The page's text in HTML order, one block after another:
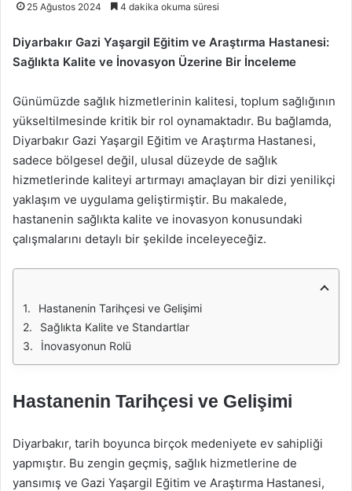
25 Ağustos 2024 4 dakika okuma süresi
Diyarbakır Gazi Yaşargil Eğitim ve Araştırma Hastanesi:
Sağlıkta Kalite ve İnovasyon Üzerine Bir İnceleme
Günümüzde sağlık hizmetlerinin kalitesi, toplum sağlığının
yükseltilmesinde kritik bir rol oynamaktadır. Bu bağlamda,
Diyarbakır Gazi Yaşargil Eğitim ve Araştırma Hastanesi,
sadece bölgesel değil, ulusal düzeyde de sağlık
hizmetlerinde kaliteyi artırmayı amaçlayan bir dizi yenilikçi
yaklaşım ve uygulama geliştirmiştir. Bu makalede,
hastanenin sağlıkta kalite ve inovasyon konusundaki
çalışmalarını detaylı bir şekilde inceleyeceğiz.
Hastanenin Tarihçesi ve Gelişimi
Sağlıkta Kalite ve Standartlar
İnovasyonun Rolü
Hastanenin Tarihçesi ve Gelişimi
Diyarbakır, tarih boyunca birçok medeniyete ev sahipliği
yapmıştır. Bu zengin geçmiş, sağlık hizmetlerine de
yansımış ve Gazi Yaşargil Eğitim ve Araştırma Hastanesi,